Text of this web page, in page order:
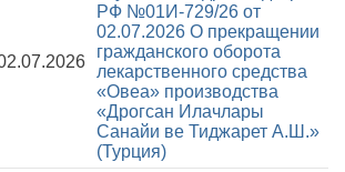
РФ №01И-729/26 от
02.07.2026 О прекращении
гражданского оборота
лекарственного средства
«Овеа» производства
«Дрогсан Илачлары
Санайи ве Тиджарет А.Ш.»
(Турция)